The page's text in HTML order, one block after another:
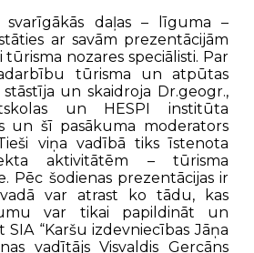
svarīgākās daļas – līguma –
ar savām prezentācijām
tūrisma nozares speciālisti. Par
tūrisma un atpūtas
un skaidroja Dr.geogr.,
un HESPI institūta
un šī pasākuma moderators
viņa vadībā tiks īstenota
aktivitātēm – tūrisma
Pēc šodienas prezentācijas ir
var atrast ko tādu, kas
var tikai papildināt un
“Karšu izdevniecības Jāņa
vadītājs Visvaldis Gercāns